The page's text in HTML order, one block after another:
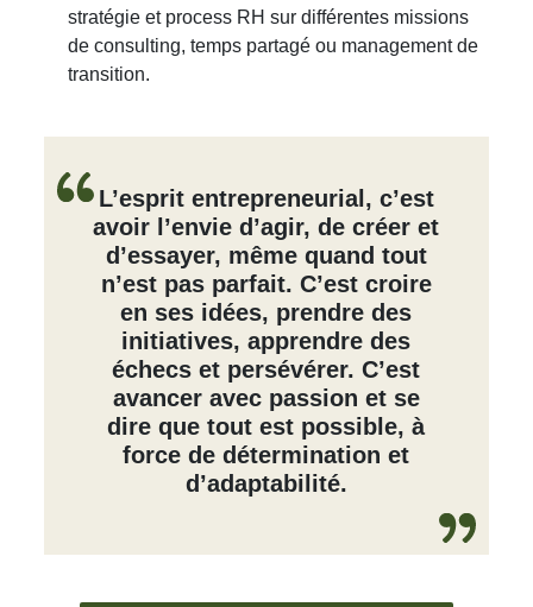
stratégie et process RH sur différentes missions
de consulting, temps partagé ou management de
transition.
L’esprit entrepreneurial, c’est
avoir l’envie d’agir, de créer et
d’essayer, même quand tout
n’est pas parfait. C’est croire
en ses idées, prendre des
initiatives, apprendre des
échecs et persévérer. C’est
avancer avec passion et se
dire que tout est possible, à
force de détermination et
d’adaptabilité.